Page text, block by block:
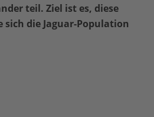
teil. Ziel ist es, diese
die Jaguar-Population